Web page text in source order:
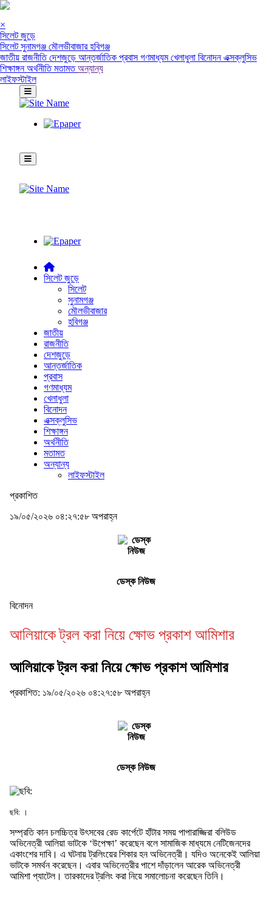
×
সিলেট জুড়ে
সিলেটসুনামগঞ্জ মৌলভীবাজারহবিগঞ্জ
জাতীয় রাজনীতিদেশজুড়ে আন্তর্জাতিক প্রবাসগণমাধ্যমখেলাধুলা বিনোদনএক্সক্লুসিভ
শিক্ষাঙ্গনঅর্থনীতিমতামতঅন্যান্য
লাইফস্টাইল
সিলেট জুড়ে
সিলেট
সুনামগঞ্জ
মৌলভীবাজার
হবিগঞ্জ
জাতীয়
রাজনীতি
দেশজুড়ে
আন্তর্জাতিক
প্রবাস
গণমাধ্যম
খেলাধুলা
বিনোদন
এক্সক্লুসিভ
শিক্ষাঙ্গন
অর্থনীতি
মতামত
অন্যান্য
লাইফস্টাইল
প্রকাশিত
১৯/০৫/২০২৬ ০৪:২৭:৫৮ অপরাহ্ন
ডেস্ক নিউজ
বিনোদন
আলিয়াকে ট্রল করা নিয়ে ক্ষোভ প্রকাশ আমিশার
আলিয়াকে ট্রল করা নিয়ে ক্ষোভ প্রকাশ আমিশার
প্রকাশিত: ১৯/০৫/২০২৬ ০৪:২৭:৫৮ অপরাহ্ন
ডেস্ক নিউজ
ছবি: ।
সম্প্রতি কান চলচ্চিত্র উৎসবের রেড কার্পেটে হাঁটার সময় পাপারাজ্জিরা বলিউড
অভিনেত্রী আলিয়া ভাটকে ‘উপেক্ষা’ করেছেন বলে সামাজিক মাধ্যমে নেটিজেনদের
একাংশের দাবি। এ ঘটনায় ট্রলিংয়ের শিকার হন অভিনেত্রী। যদিও অনেকেই আলিয়া
ভাটকে সমর্থন করেছেন। এবার অভিনেত্রীর পাশে দাঁড়ালেন আরেক অভিনেত্রী
আমিশা প্যাটেল। তারকাদের ট্রলিং করা নিয়ে সমালোচনা করেছেন তিনি।